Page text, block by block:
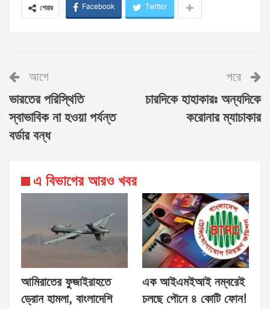
শেয়ার Facebook Twitter
আগে
ভারতের পরিস্থিতি
স্বাভাবিক না হওয়া পর্যন্ত
বর্ডার বন্ধ
পরে
চারদিকে হাহাকারঃ অন্যদিকে
করোনার ম্যাচাকার
এ বিভাগের আরও খবর
আমিরাতের ফুজাইরাহতে
ড্রোন হামলা, বাংলাদেশি
এক আইএমইআই নম্বরেই
চলছে পৌনে ৪ কোটি ফোন!